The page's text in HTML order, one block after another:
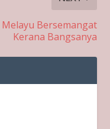
Melayu Bersemangat
Kerana Bangsanya